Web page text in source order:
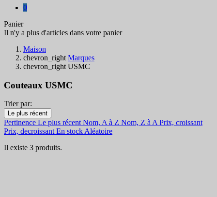
0
Panier
Il n'y a plus d'articles dans votre panier
Maison
chevron_right Marques
chevron_right USMC
Couteaux USMC
Filtres:
Effacer les filtres
En Stock
En Stock
Trier par:
Le plus récent
Pertinence Le plus récent Nom, A à Z Nom, Z à A Prix, croissant
Prix, decroissant En stock Aléatoire
Il existe 3 produits.